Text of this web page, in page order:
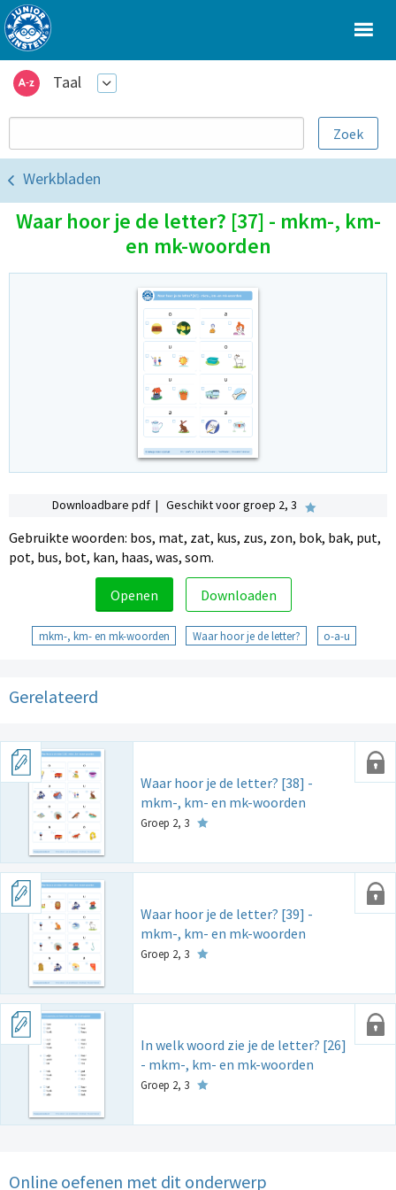
Taal
Werkbladen
Waar hoor je de letter? [37] - mkm-, km-
en mk-woorden
Downloadbare pdf | Geschikt voor groep 2, 3
Gebruikte woorden: bos, mat, zat, kus, zus, zon, bok, bak, put,
pot, bus, bot, kan, haas, was, som.
Openen Downloaden
mkm-, km- en mk-woorden Waar hoor je de letter? o-a-u
Gerelateerd
Waar hoor je de letter? [38] -
mkm-, km- en mk-woorden
Groep 2, 3
Waar hoor je de letter? [39] -
mkm-, km- en mk-woorden
Groep 2, 3
In welk woord zie je de letter? [26]
- mkm-, km- en mk-woorden
Groep 2, 3
Online oefenen met dit onderwerp